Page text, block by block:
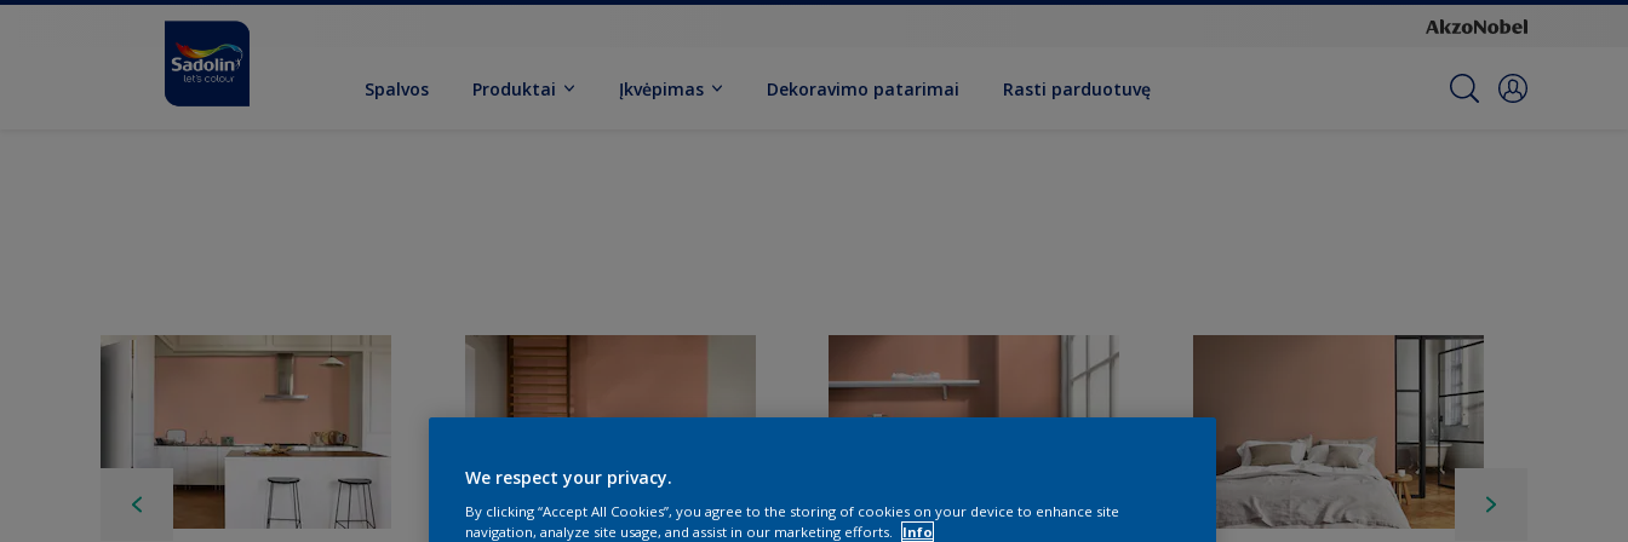
Spalvos Produktai Įkvėpimas Dekoravimo patarimai Rasti parduotuvę
We respect your privacy.
By clicking “Accept All Cookies”, you agree to the storing of cookies on your device to enhance site
navigation, analyze site usage, and assist in our marketing efforts.
Info